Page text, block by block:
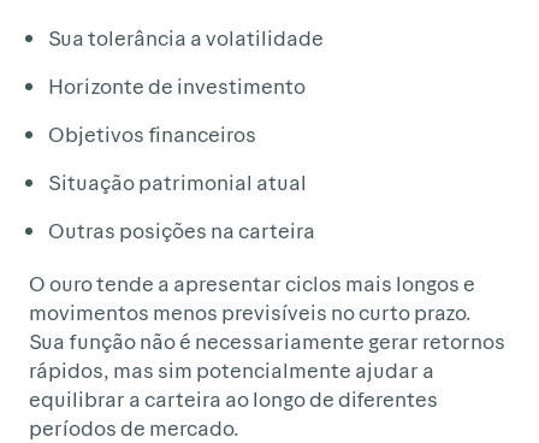
Sua tolerância a volatilidade
Horizonte de investimento
Objetivos financeiros
Situação patrimonial atual
Outras posições na carteira
O ouro tende a apresentar ciclos mais longos e
movimentos menos previsíveis no curto prazo.
Sua função não é necessariamente gerar retornos
rápidos, mas sim potencialmente ajudar a
equilibrar a carteira ao longo de diferentes
períodos de mercado.